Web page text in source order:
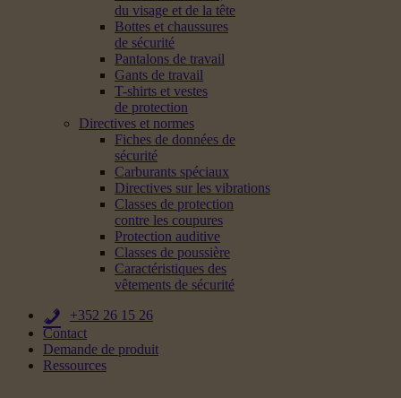
du visage et de la tête
Bottes et chaussures
de sécurité
Pantalons de travail
Gants de travail
T-shirts et vestes
de protection
Directives et normes
Fiches de données de
sécurité
Carburants spéciaux
Directives sur les vibrations
Classes de protection
contre les coupures
Protection auditive
Classes de poussière
Caractéristiques des
vêtements de sécurité
+352 26 15 26
Contact
Demande de produit
Ressources